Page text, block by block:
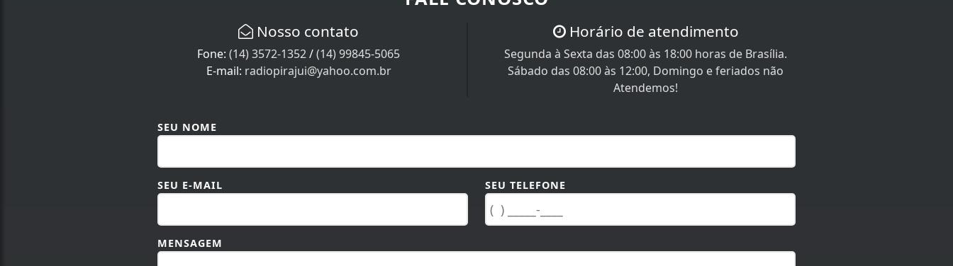
Nosso contato
Fone:(14) 3572-1352/(14) 99845-5065
E-mail: radiopirajui@yahoo.com.br
Horário de atendimento
Segunda à Sexta das 08:00 às 18:00 horas de Brasília.
Sábado das 08:00 às 12:00, Domingo e feriados não
Atendemos!
SEU NOME
SEU E-MAIL SEU TELEFONE
MENSAGEM